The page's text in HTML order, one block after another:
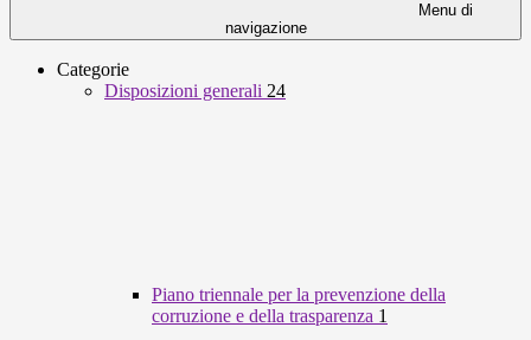
Menu di
navigazione
Categorie
Disposizioni generali 24
Piano triennale per la prevenzione della
corruzione e della trasparenza 1